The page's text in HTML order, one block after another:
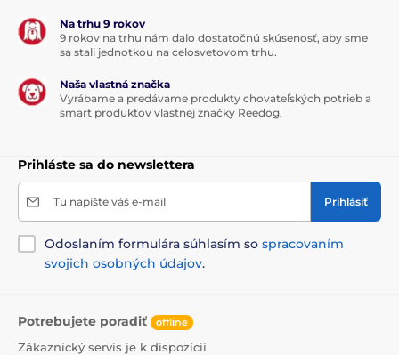
Na trhu 9 rokov
9 rokov na trhu nám dalo dostatočnú skúsenosť, aby sme
sa stali jednotkou na celosvetovom trhu.
Naša vlastná značka
Vyrábame a predávame produkty chovateľských potrieb a
smart produktov vlastnej značky Reedog.
Prihláste sa do newslettera
Tu napíšte váš e-mail Prihlásiť
Odoslaním formulára súhlasím so spracovaním
svojich osobných údajov.
Potrebujete poradiť offline
Zákaznický servis je k dispozícii